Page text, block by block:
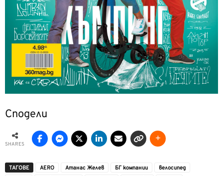
Сподели
SHARES
ТАГОВЕ AERO Атанас Желев БГ компании
велосипед